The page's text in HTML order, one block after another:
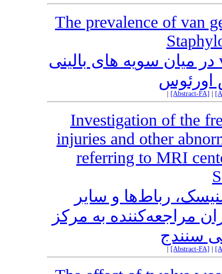
The prevalence of van
بررسی فراوانی آلل‌ های ژن van در میان سویه های بالینی
اورئوس
[Abstract-FA]
Investigation of the
injuries and other
referring to MRI
رباط‌ها و سایر
مراجعه‌کننده به مرکز
[Abstract-FA]